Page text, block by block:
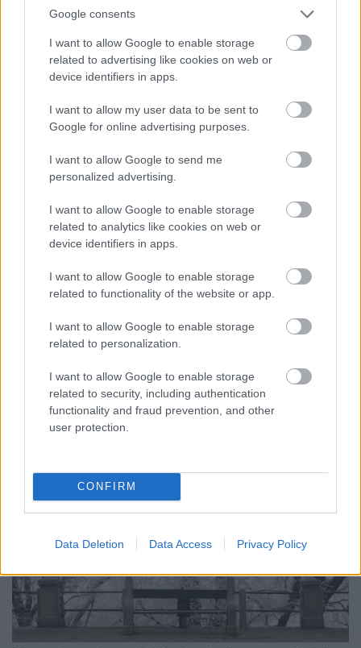
Google consents
I want to allow Google to enable storage
related to advertising like cookies on web or
device identifiers in apps.
I want to allow my user data to be sent to
Google for online advertising purposes.
I want to allow Google to send me
personalized advertising.
I want to allow Google to enable storage
related to analytics like cookies on web or
device identifiers in apps.
I want to allow Google to enable storage
related to functionality of the website or app.
I want to allow Google to enable storage
related to personalization.
I want to allow Google to enable storage
related to security, including authentication
functionality and fraud prevention, and other
user protection.
CONFIRM
Data Deletion Data Access Privacy Policy
BARANGOLÁS A ZÚZMARÁS BUDAI-
HEGYSÉGBEN (Hiking in the frosty
Buda Hills)